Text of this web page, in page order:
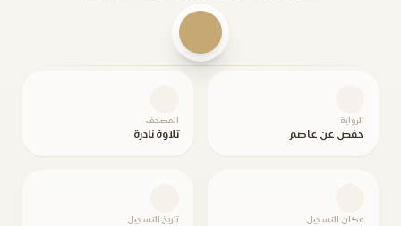
الرواية
حفص عن عاصم
المصحف
تلاوة نادرة
مكان التسجيل تاريخ التسجيل